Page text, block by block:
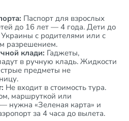
Паспорт для взрослых
до 16 лет — 4 года. Дети до
с родителями или с
разрешением.
клади: Гаджеты,
в ручную кладь. Жидкости
предметы не
Не входит в стоимость тура.
маршруткой или
нужна «Зеленая карта» и
за 4 часа до вылета.